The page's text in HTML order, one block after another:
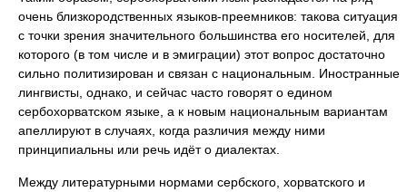
очень близкородственных языков-преемников: такова ситуация
с точки зрения значительного большинства его носителей, для
которого (в том числе и в эмиграции) этот вопрос достаточно
сильно политизирован и связан с национальным. Иностранные
лингвисты, однако, и сейчас часто говорят о едином
сербохорватском языке, а к новым национальным вариантам
апеллируют в случаях, когда различия между ними
принципиальны или речь идёт о диалектах.
Между литературными нормами сербского, хорватского и